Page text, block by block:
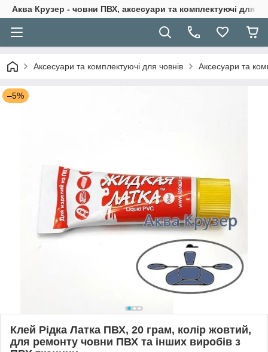
Аква Крузер - човни ПВХ, аксесуари та комплектуючі для
Аксесуари та комплектуючі для човнів Аксесуари та
–5%
Клей Рідка Латка ПВХ, 20 грам, колір жовтий,
для ремонту човни ПВХ та інших виробів з